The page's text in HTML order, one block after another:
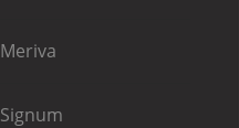
Meriva
Signum